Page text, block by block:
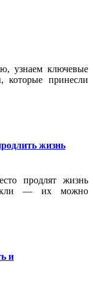
узнаем ключевые
которые принесли
жизнь
продлят жизнь
— их можно
и